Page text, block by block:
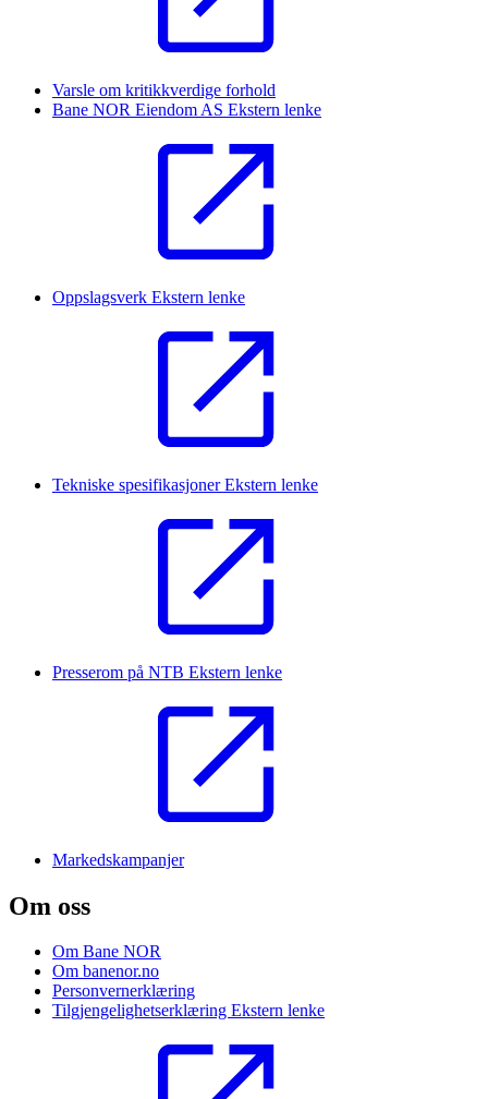
Varsle om kritikkverdige forhold
Bane NOR Eiendom AS Ekstern lenke
Oppslagsverk Ekstern lenke
Tekniske spesifikasjonerEkstern lenke
Presserom på NTB Ekstern lenke
Markedskampanjer
Om oss
Om Bane NOR
Om banenor.no
Personvernerklæring
Tilgjengelighetserklæring Ekstern lenke